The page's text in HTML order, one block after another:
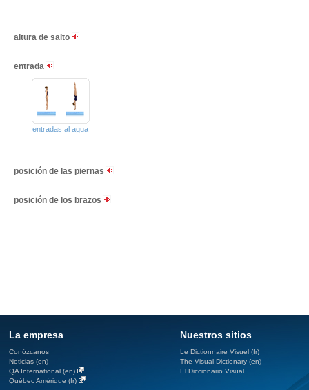
altura de salto
entrada
entradas al agua
posición de las piernas
posición de los brazos
La empresa
Conózcanos
Noticias (en)
QA International (en)
Québec Amérique (fr)
Nuestros sitios
Le Dictionnaire Visuel (fr)
The Visual Dictionary (en)
El Diccionario Visual